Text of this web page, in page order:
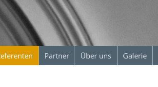
Partner Über uns Galerie